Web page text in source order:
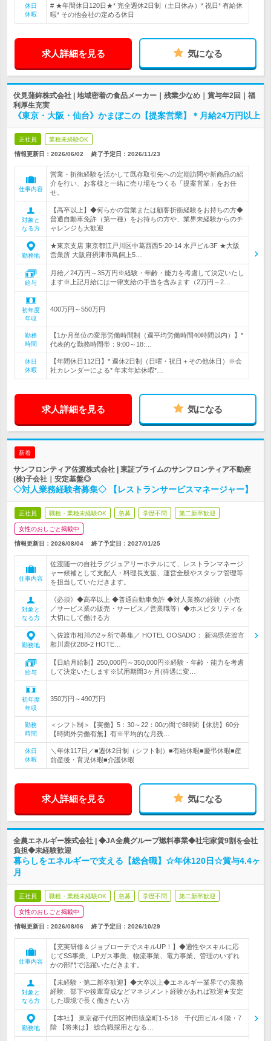
休日
休暇
# ★年間休日120日★* 完全週休2日制（土日休み）* 祝日* 有給休
暇* その他会社の定める休日
求人詳細を見る 気になる
伏見蒲鉾株式会社 | 地域密着の食品メーカー｜残業少なめ｜賞与年2回｜福
利厚生充実
《東京・大阪・仙台》かまぼこの【提案営業】＊月給24万円以上
正社員 業種未経験OK
情報更新日：2026/06/02 終了予定日： 2026/11/23
仕事内容
営業・折衝経験を活かして既存取引先への定期訪問や新商品の紹
介を行い、お客様と一緒に売り場をつくる「提案営業」をお任
せ。
対象と
なる方
【高卒以上】◆何らかの営業または顧客折衝経験をお持ちの方◆
普通自動車免許（第一種）をお持ちの方や、業界未経験からのチ
ャレンジも大歓迎
勤務地
★東京支店 東京都江戸川区中葛西西5-20-14 水戸ビル3F ★大阪
営業所 大阪府摂津市鳥飼上5…
給与
月給／24万円～35万円※経験・年齢・能力を考慮して決定いたし
ます※上記月給には一律支給の手当を含みます（2万円～2…
初年度
年収
400万円～550万円
勤務
時間
【1か月単位の変形労働時間制（週平均労働時間40時間以内）】*
代表的な勤務時間帯：9:00～18:…
休日
休暇
【年間休日112日】* 週休2日制（日曜・祝日＋その他休日）※会
社カレンダーによる* 年末年始休暇*…
求人詳細を見る 気になる
新着
サンフロンティア佐渡株式会社 | 東証プライムのサンフロンティア不動産
(株)子会社｜安定基盤◎
◇対人業務経験者募集◇ 【レストランサービスマネージャー】
正社員 職種・業種未経験OK 急募 学歴不問 第二新卒歓迎
女性のおしごと掲載中
情報更新日：2026/08/04 終了予定日： 2027/01/25
仕事内容
佐渡随一の自社ラグジュアリーホテルにて、レストランマネージ
ャー候補として支配人・料理長支援、運営全般やスタッフ管理等
を担当していただきます。
対象と
なる方
《必須》◆高卒以上 ◆普通自動車免許 ◆対人業務の経験（小売
／サービス業の販売・サービス／営業職等）◆ホスピタリティを
大切にして働ける方
勤務地
＼佐渡市相川の2ヶ所で募集／ HOTEL OOSADO： 新潟県佐渡市
相川鹿伏288-2 HOTE…
給与
【日給月給制】250,000円～350,000円※経験・年齢・能力を考慮
して決定いたします※試用期間3ヶ月(待遇に変…
初年度
年収
350万円～490万円
勤務
時間
＜シフト制＞【実働】5：30～22：00の間で8時間【休憩】60分
【時間外労働有無】有※平均的な月残…
休日
休暇
＼年休117日／■週休2日制（シフト制）■有給休暇■慶弔休暇■産
前産後・育児休暇■介護休暇
求人詳細を見る 気になる
全農エネルギー株式会社 | ◆JA全農グループ燃料事業◆社宅家賃9割を会社
負担◆未経験歓迎
暮らしをエネルギーで支える【総合職】☆年休120日☆賞与4.4ヶ
月
正社員 職種・業種未経験OK 急募 学歴不問 第二新卒歓迎
女性のおしごと掲載中
情報更新日：2026/08/06 終了予定日： 2026/10/29
仕事内容
【充実研修＆ジョブローテでスキルUP！】◆適性やスキルに応
じてSS事業、LPガス事業、物流事業、電力事業、管理のいずれ
かの部門で活躍いただきます。
対象と
なる方
【未経験・第二新卒歓迎】◆大卒以上◆エネルギー業界での業務
経験、部下や後輩育成などマネジメント経験があれば歓迎★安定
した環境で長く働きたい方
勤務地
【本社】 東京都千代田区神田猿楽町1-5-18 千代田ビル４階・7
階 【将来は】 総合職採用となる…